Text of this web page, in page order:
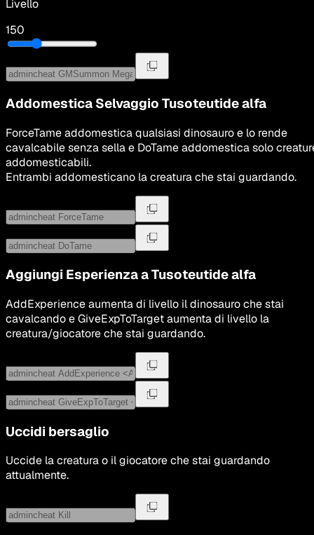
Livello
150
Addomestica Selvaggio Tusoteutide alfa
ForceTame addomestica qualsiasi dinosauro e lo rende
cavalcabile senza sella e DoTame addomestica solo
addomesticabili.
Entrambi addomesticano la creatura che stai guardando.
Aggiungi Esperienza aTusoteutide alfa
AddExperience aumenta di livello il dinosauro che stai
cavalcando e GiveExpToTarget aumenta di livello la
creatura/giocatore che stai guardando.
Uccidi bersaglio
Uccide la creatura o il giocatore che stai guardando
attualmente.